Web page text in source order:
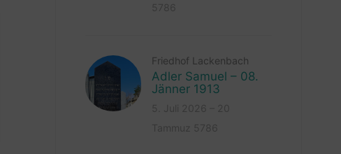
Friedhof Lackenbach
Adler Samuel – 08.
Jänner 1913